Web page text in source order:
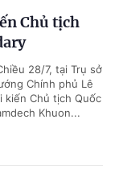
Chủ tịch
28/7, tại Trụ sở
Chính phủ Lê
kiến Chủ tịch Quốc
Khuon...